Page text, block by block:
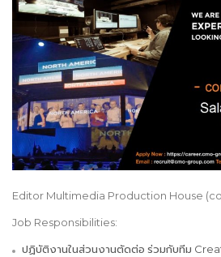
Editor Multimedia Production House
Job Responsibilities:
ปฏิบัติงานในส่วนงานตัดต่อ ร่วมกับทีม